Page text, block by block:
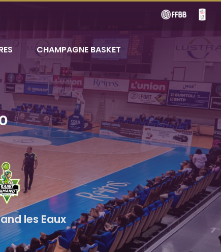
CHAMPAGNE BASKET
les Eaux